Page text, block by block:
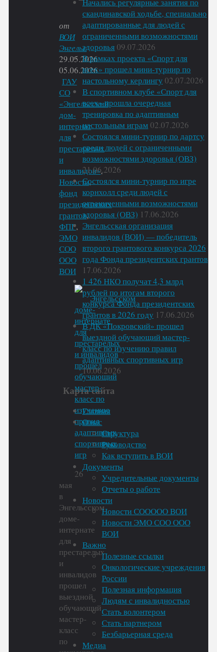
от
ВОИ
Энгельс
29.05.2026
05.06.2026
ГАУ
СО
«Энгельсский
дом-
интернат
для
престарелых
и
инвалидов»,
Новости,
фонд
президентских
грантов,
ФПГ,
ЭМО
СОО
ООО
ВОИ
26
мая
в
Энгельсском
доме-
интернате
для
престарелых
и
инвалидов
прошел
выездной
обучающий
мастер-
класс
по
скандинавской ходьбе, специально
адаптированные для людей с
ограниченными возможностями
здоровья09.07.2026
В рамках проекта «Спорт для
всех» прошел мини-турнир по
настольному керлингу02.07.2026
В спортивном клубе «Спорт для
всех» прошла очередная
тренировка по адаптивным
настольным играм 02.07.2026
Состоялся мини-турнир по дартсу
среди людей с ограниченными
возможностями здоровья (ОВЗ)
21.06.2026
Состоялся мини-турнир по игре
корнхолл среди людей с
ограниченными возможностями
здоровья (ОВЗ) 17.06.2026
Энгельсская организация
инвалидов (ВОИ) — победитель
второго грантового конкурса 2026
года Фонда президентских грантов
17.06.2026
1 426 НКО получат 4,3 млрд
рублей по итогам второго
конкурса Фонда президентских
грантов в 2026 году 17.06.2026
В ДК «Покровский» прошел
выездной обучающий мастер-
класс по изучению правил
адаптивных спортивных игр
10.06.2026
Карта сайта
Главная
О нас
Структура
Руководство
Как вступить в ВОИ
Документы
Учредительные документы
Отчеты о работе
Новости
Новости СООООО ВОИ
Новости ЭМО СОО ООО
ВОИ
Важно
Полезные ссылки
Онкологические учреждения
России
Полезная информация
Людям с инвалидностью
Стать волонтером
Стать партнером
Безбарьерная среда
Медиа